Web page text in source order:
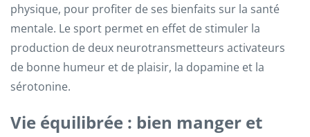
physique, pour profiter de ses bienfaits sur la santé
mentale. Le sport permet en effet de stimuler la
production de deux neurotransmetteurs activateurs
de bonne humeur et de plaisir, la dopamine et la
sérotonine.
Vie équilibrée : bien manger et